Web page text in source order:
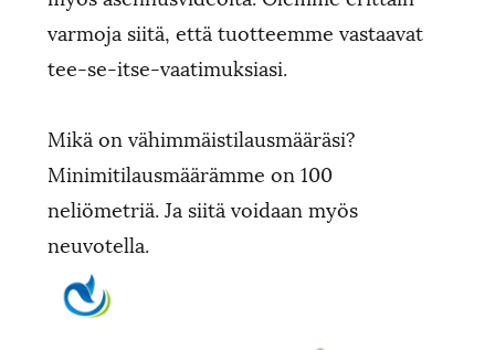
varmoja siitä, että tuotteemme vastaavat
tee-se-itse-vaatimuksiasi.
Mikä on vähimmäistilausmääräsi?
Minimitilausmäärämme on 100
neliömetriä. Ja siitä voidaan myös
neuvotella.